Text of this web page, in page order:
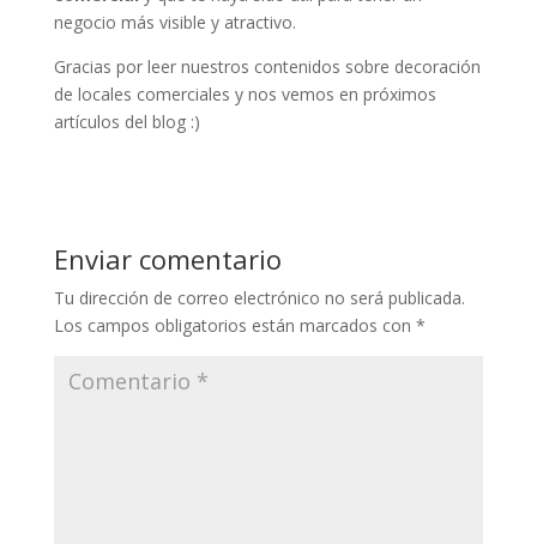
negocio más visible y atractivo.
Gracias por leer nuestros contenidos sobre decoración
de locales comerciales y nos vemos en próximos
artículos del blog :)
Enviar comentario
Tu dirección de correo electrónico no será publicada.
Los campos obligatorios están marcados con *